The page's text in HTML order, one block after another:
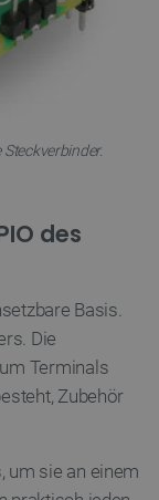
des
Basis.
Die
Terminals
Zubehör
um sie an einem
.youtube.com